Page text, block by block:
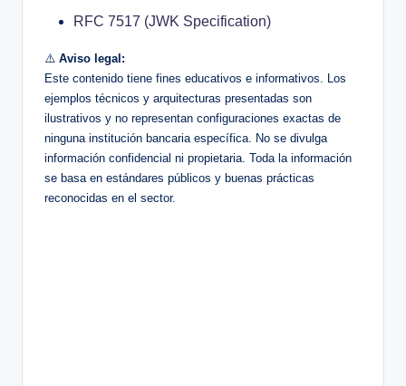
RFC 7517 (JWK Specification)
⚠️ Aviso legal:
Este contenido tiene fines educativos e informativos. Los
ejemplos técnicos y arquitecturas presentadas son
ilustrativos y no representan configuraciones exactas de
ninguna institución bancaria específica. No se divulga
información confidencial ni propietaria. Toda la información
se basa en estándares públicos y buenas prácticas
reconocidas en el sector.